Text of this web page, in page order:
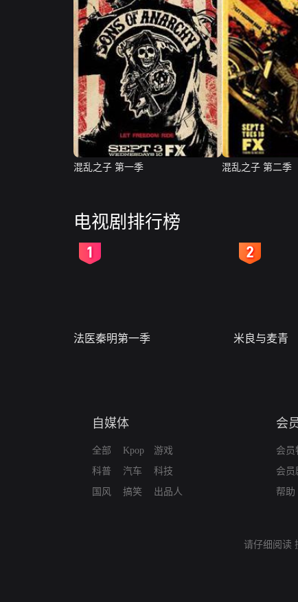
混乱之子 第一季 混乱之子 第二季
电视剧排行榜
法医秦明第一季 米良与麦青
自媒体
全部
科普
国风
Kpop
汽车
搞笑
游戏
科技
出品人
会
会员
会员
帮助
请仔细阅读